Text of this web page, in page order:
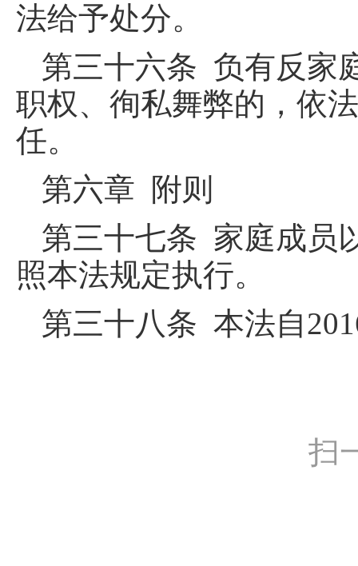
法给予处分。
第三十六条 负有反家
职权、徇私舞弊的，依
任。
第六章 附则
第三十七条 家庭成员
照本法规定执行。
第三十八条 本法自
扫